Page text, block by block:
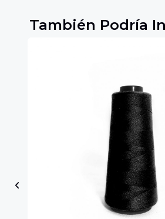
También Podría